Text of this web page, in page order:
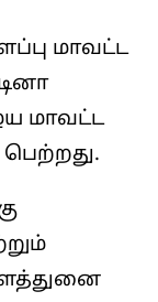
மாவட்ட
மாவட்ட